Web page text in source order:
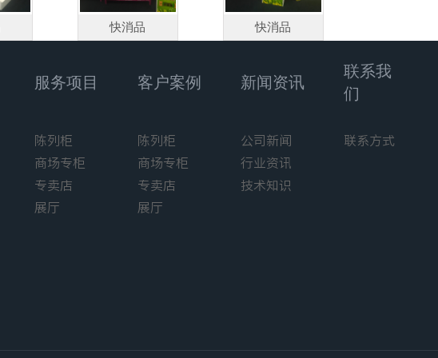
快消品 快消品
服务项目 客户案例 新闻资讯
联系我
们
陈列柜
商场专柜
专卖店
展厅
陈列柜
商场专柜
专卖店
展厅
公司新闻
行业资讯
技术知识
联系方式